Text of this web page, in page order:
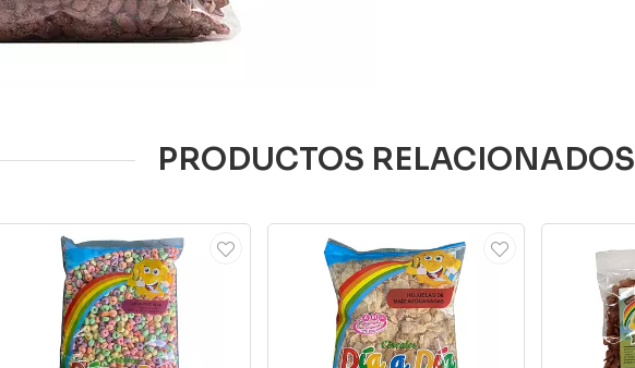
PRODUCTOS RELACIONADOS